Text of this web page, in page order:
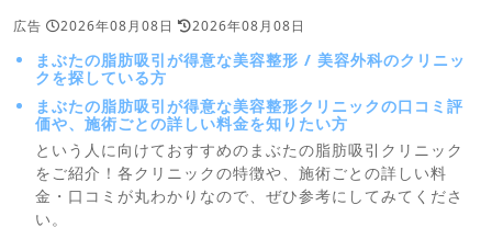
広告 2026年08月08日 2026年08月08日
まぶたの脂肪吸引が得意な美容整形 / 美容外科のクリニッ
クを探している方
まぶたの脂肪吸引が得意な美容整形クリニックの口コミ評
価や、施術ごとの詳しい料金を知りたい方
という人に向けておすすめのまぶたの脂肪吸引クリニック
をご紹介！各クリニックの特徴や、施術ごとの詳しい料
金・口コミが丸わかりなので、ぜひ参考にしてみてくださ
い。